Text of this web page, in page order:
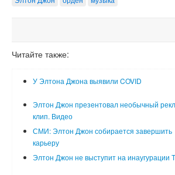
Читайте также:
У Элтона Джона выявили COVID
Элтон Джон презентовал необычный
клип. Видео
СМИ: Элтон Джон собирается завершить
карьеру
Элтон Джон не выступит на инаугурации